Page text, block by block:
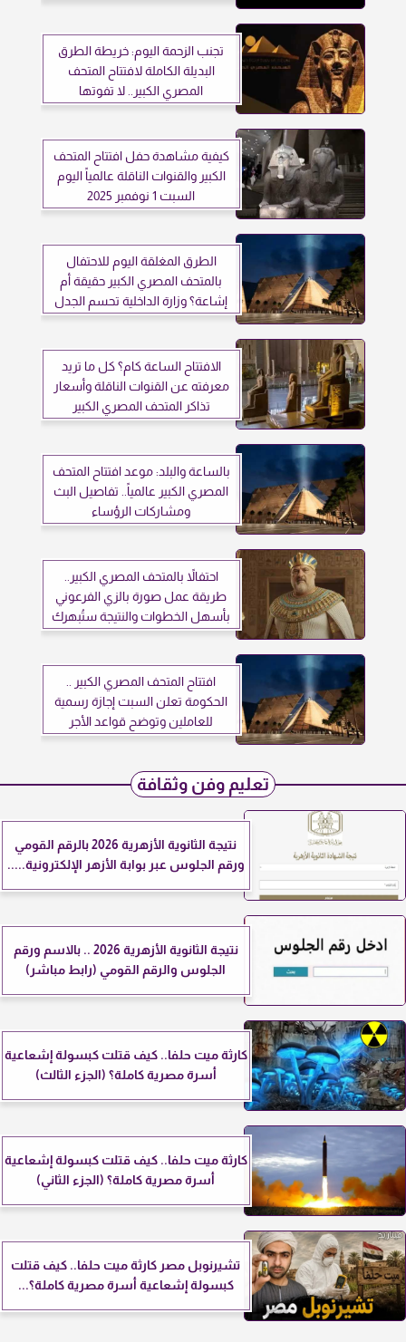
تجنب الزحمة اليوم: خريطة الطرق
البديلة الكاملة لافتتاح المتحف
المصري الكبير.. لا تفوتها
كيفية مشاهدة حفل افتتاح المتحف
الكبير والقنوات الناقلة عالمياً اليوم
السبت 1 نوفمبر 2025
الطرق المغلقة اليوم للاحتفال
بالمتحف المصري الكبير حقيقة أم
إشاعة؟ وزارة الداخلية تحسم الجدل
الافتتاح الساعة كام؟ كل ما تريد
معرفته عن القنوات الناقلة وأسعار
تذاكر المتحف المصري الكبير
بالساعة والبلد: موعد افتتاح المتحف
المصري الكبير عالمياً.. تفاصيل البث
ومشاركات الرؤساء
احتفالاً بالمتحف المصري الكبير..
طريقة عمل صورة بالزي الفرعوني
بأسهل الخطوات والنتيجة ستُبهرك
افتتاح المتحف المصري الكبير ..
الحكومة تعلن السبت إجازة رسمية
للعاملين وتوضح قواعد الأجر
تعليم وفن وثقافة
نتيجة الثانوية الأزهرية 2026 بالرقم القومي
ورقم الجلوس عبر بوابة الأزهر الإلكترونية.....
نتيجة الثانوية الأزهرية 2026 .. بالاسم ورقم
الجلوس والرقم القومي (رابط مباشر)
كارثة ميت حلفا.. كيف قتلت كبسولة إشعاعية
أسرة مصرية كاملة؟ (الجزء الثالث)
كارثة ميت حلفا.. كيف قتلت كبسولة إشعاعية
أسرة مصرية كاملة؟ (الجزء الثاني)
تشيرنوبل مصر كارثة ميت حلفا.. كيف قتلت
كبسولة إشعاعية أسرة مصرية كاملة؟...